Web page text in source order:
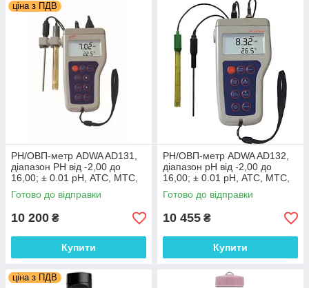
ціна з ПДВ
PН/ОВП-метр ADWA AD131,
діапазон РН від -2,00 до
16,00; ± 0.01 pH, АТС, МТС,
авт. калібрування, пам'ять
500, Румунія
Готово до відправки
10 200 ₴
Купити
РН/ОВП-метр ADWA AD132,
діапазон рН від -2,00 до
16,00; ± 0.01 pH, АТС, МТС,
пам'ять 500, Румунія
Готово до відправки
10 455 ₴
Купити
ціна з ПДВ